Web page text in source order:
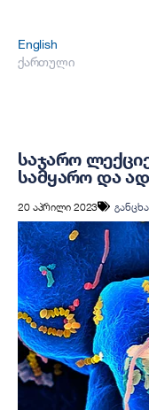
English
ქართული
საჯარო
სამყარო და
20 აპრილი 2023